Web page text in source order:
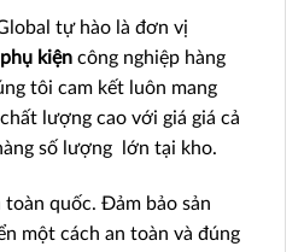
tự hào là đơn vị
phụ kiện công nghiệp hàng
tôi cam kết luôn mang
lượng cao với giá giá cả
số lượng lớn tại kho.
quốc. Đảm bảo sản
một cách an toàn và đúng